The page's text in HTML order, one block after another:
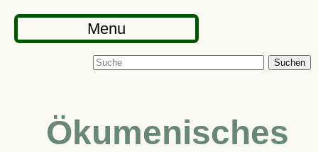
Menu
Suchen
Ökumenisches